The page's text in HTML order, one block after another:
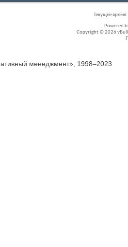
Текущее время:
Powered
Copyright © 2026
менеджмент», 1998–2023